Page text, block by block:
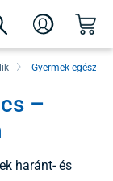
Gyermek
–
haránt- és